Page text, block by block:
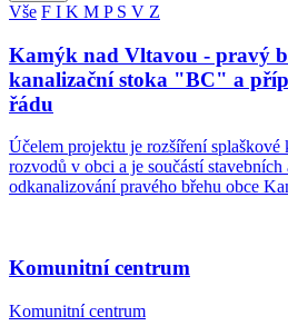
Vše F I K M P S V Z
Kamýk nad Vltavou - pravý
kanalizační stoka "BC" a
řádu
Účelem projektu je rozšíření splaškové
rozvodů v obci a je součástí
odkanalizování pravého břehu obce
Komunitní centrum
Komunitní centrum